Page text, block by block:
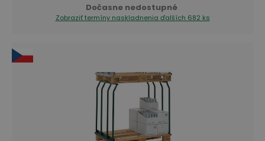
Dočasne nedostupné
Zobraziť termíny naskladnenia ďalších 682 ks